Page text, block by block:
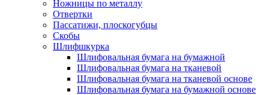
Ножницы по металлу
Отвертки
Пассатижи, плоскогубцы
Скобы
Шлифшкурка
Шлифовальная бумага на бумажной
Шлифовальная бумага на тканевой
Шлифовальная бумага на тканевой основе
Шлифовальная бумага на бумажной основе